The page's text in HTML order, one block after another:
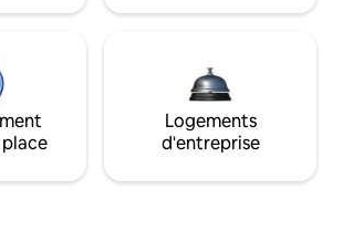
Logements
d'entreprise